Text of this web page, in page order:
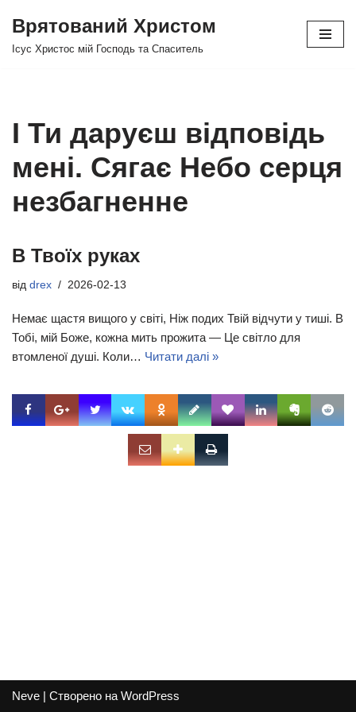
Перейти
Врятований Христом
Ісус Христос мій Господь та Спаситель
І Ти даруєш відповідь
мені. Сягає Небо серця
незбагненне
В Твоїх руках
від drex 2026-02-13
Немає щастя вищого у світі, Ніж подих Твій відчути у тиші. В
Тобі, мій Боже, кожна мить прожита — Це світло для
втомленої душі. Коли… Читати далі »
Neve | Створено на WordPress